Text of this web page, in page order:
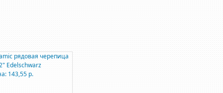
рядовая черепица
Edelschwarz
143,55 р.